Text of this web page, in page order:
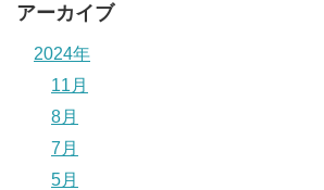
アーカイブ
2024年
11月
8月
7月
5月